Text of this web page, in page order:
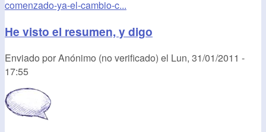
comenzado-ya-el-cambio-c...
He visto el resumen, y digo
Enviado porAnónimo (no verificado) el Lun, 31/01/2011 -
17:55